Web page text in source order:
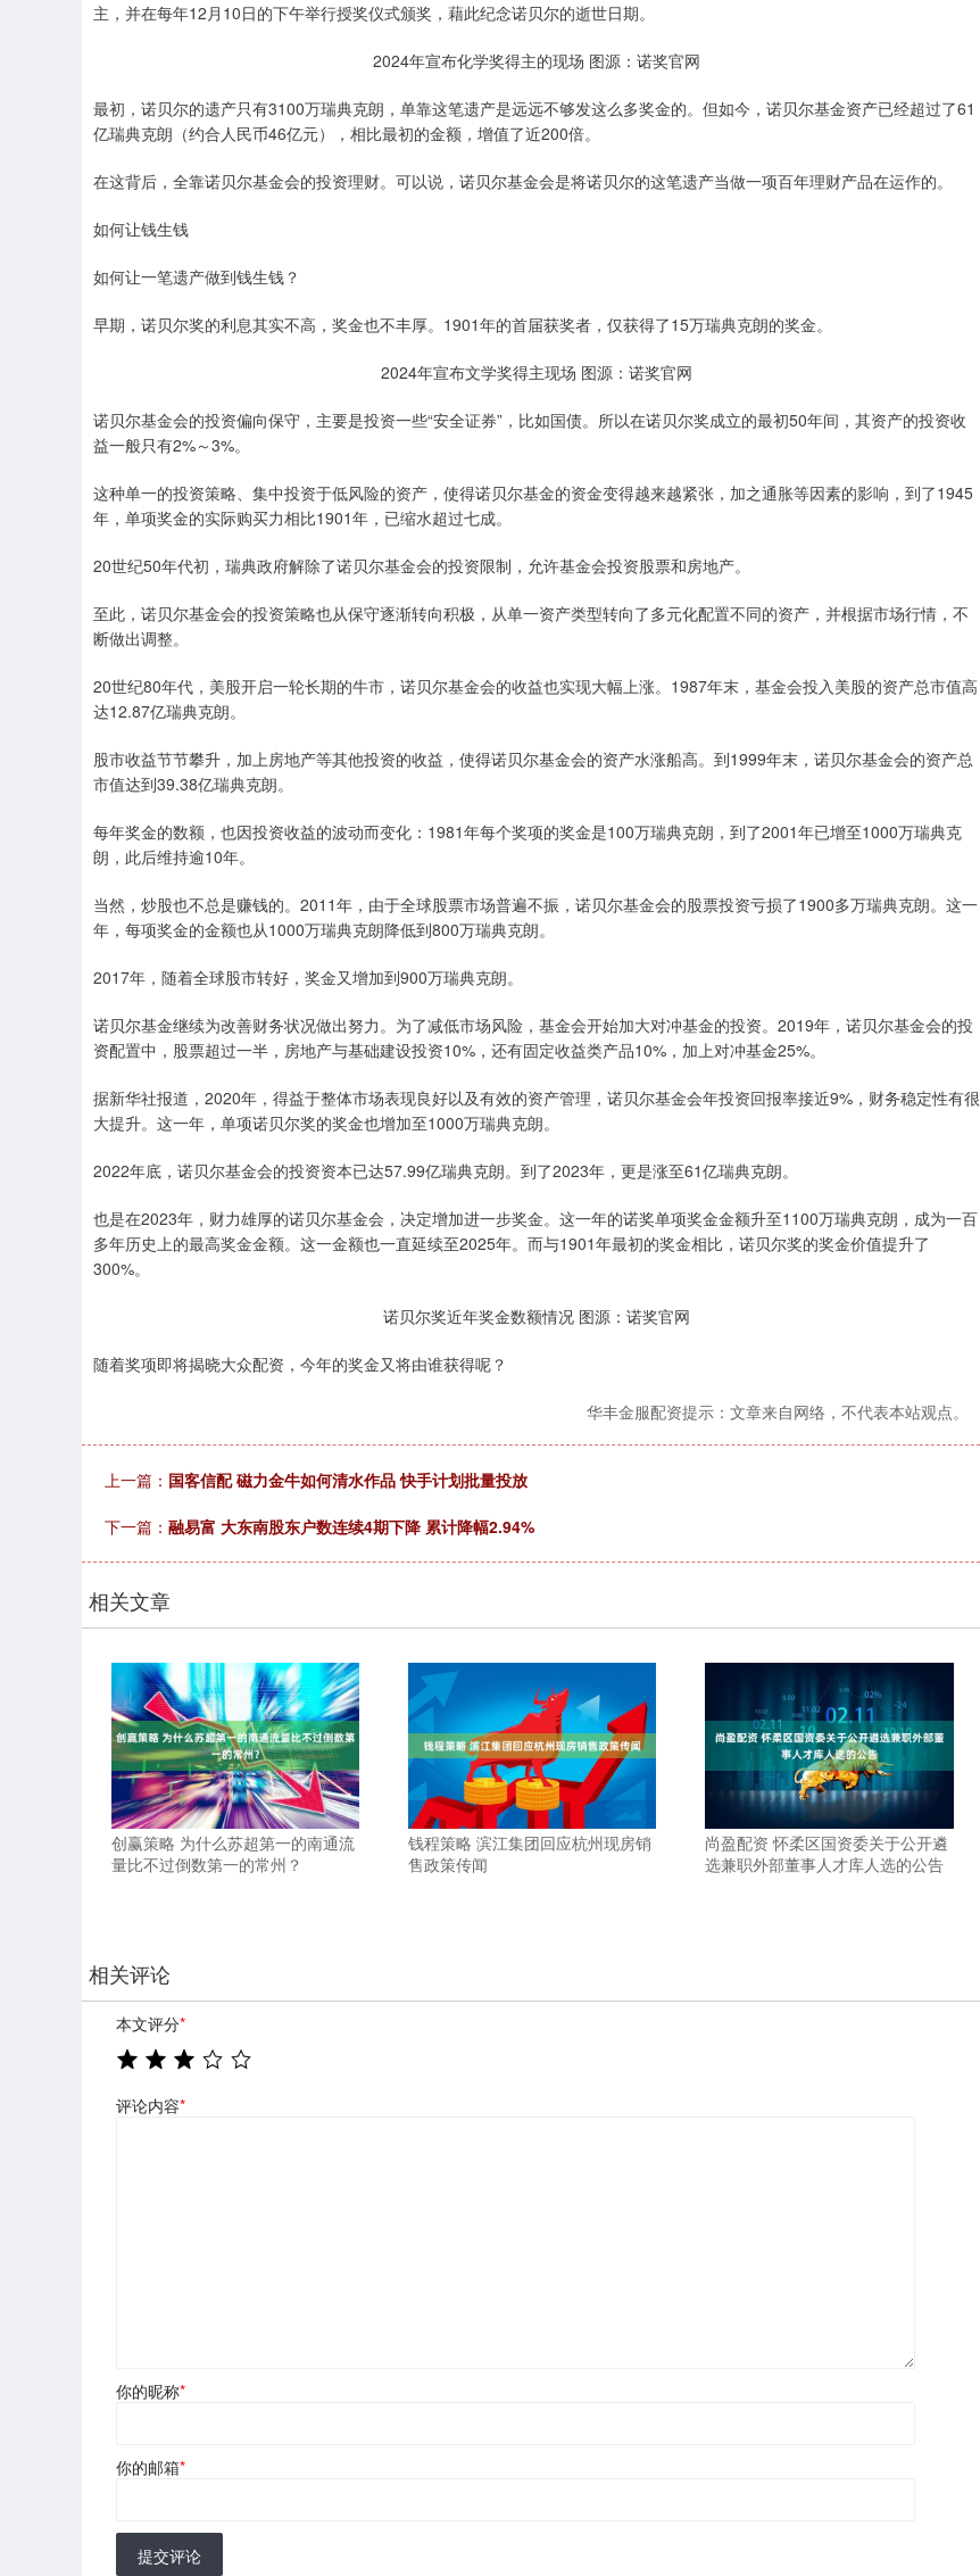
主，并在每年12月10日的下午举行授奖仪式颁奖，藉此纪念诺贝尔的逝世日期。
2024年宣布化学奖得主的现场 图源：诺奖官网
最初，诺贝尔的遗产只有3100万瑞典克朗，单靠这笔遗产是远远不够发这么多奖金的。但如今，诺贝尔基金资产已经超过了61
亿瑞典克朗（约合人民币46亿元），相比最初的金额，增值了近200倍。
在这背后，全靠诺贝尔基金会的投资理财。可以说，诺贝尔基金会是将诺贝尔的这笔遗产当做一项百年理财产品在运作的。
如何让钱生钱
如何让一笔遗产做到钱生钱？
早期，诺贝尔奖的利息其实不高，奖金也不丰厚。1901年的首届获奖者，仅获得了15万瑞典克朗的奖金。
2024年宣布文学奖得主现场 图源：诺奖官网
诺贝尔基金会的投资偏向保守，主要是投资一些“安全证券”，比如国债。所以在诺贝尔奖成立的最初50年间，其资产的投资收
益一般只有2%～3%。
这种单一的投资策略、集中投资于低风险的资产，使得诺贝尔基金的资金变得越来越紧张，加之通胀等因素的影响，到了1945
年，单项奖金的实际购买力相比1901年，已缩水超过七成。
20世纪50年代初，瑞典政府解除了诺贝尔基金会的投资限制，允许基金会投资股票和房地产。
至此，诺贝尔基金会的投资策略也从保守逐渐转向积极，从单一资产类型转向了多元化配置不同的资产，并根据市场行情，不
断做出调整。
20世纪80年代，美股开启一轮长期的牛市，诺贝尔基金会的收益也实现大幅上涨。1987年末，基金会投入美股的资产总市值高
达12.87亿瑞典克朗。
股市收益节节攀升，加上房地产等其他投资的收益，使得诺贝尔基金会的资产水涨船高。到1999年末，诺贝尔基金会的资产总
市值达到39.38亿瑞典克朗。
每年奖金的数额，也因投资收益的波动而变化：1981年每个奖项的奖金是100万瑞典克朗，到了2001年已增至1000万瑞典克
朗，此后维持逾10年。
当然，炒股也不总是赚钱的。2011年，由于全球股票市场普遍不振，诺贝尔基金会的股票投资亏损了1900多万瑞典克朗。这一
年，每项奖金的金额也从1000万瑞典克朗降低到800万瑞典克朗。
2017年，随着全球股市转好，奖金又增加到900万瑞典克朗。
诺贝尔基金继续为改善财务状况做出努力。为了减低市场风险，基金会开始加大对冲基金的投资。2019年，诺贝尔基金会的投
资配置中，股票超过一半，房地产与基础建设投资10%，还有固定收益类产品10%，加上对冲基金25%。
据新华社报道，2020年，得益于整体市场表现良好以及有效的资产管理，诺贝尔基金会年投资回报率接近9%，财务稳定性有很
大提升。这一年，单项诺贝尔奖的奖金也增加至1000万瑞典克朗。
2022年底，诺贝尔基金会的投资资本已达57.99亿瑞典克朗。到了2023年，更是涨至61亿瑞典克朗。
也是在2023年，财力雄厚的诺贝尔基金会，决定增加进一步奖金。这一年的诺奖单项奖金金额升至1100万瑞典克朗，成为一百
多年历史上的最高奖金金额。这一金额也一直延续至2025年。而与1901年最初的奖金相比，诺贝尔奖的奖金价值提升了
300%。
诺贝尔奖近年奖金数额情况 图源：诺奖官网
随着奖项即将揭晓大众配资，今年的奖金又将由谁获得呢？
华丰金服配资提示：文章来自网络，不代表本站观点。
上一篇： 国客信配 磁力金牛如何清水作品 快手计划批量投放
下一篇： 融易富 大东南股东户数连续4期下降 累计降幅2.94%
相关文章
创赢策略 为什么苏超第一的南通流
量比不过倒数第一的常州？
钱程策略 滨江集团回应杭州现房销
售政策传闻
尚盈配资 怀柔区国资委关于公开遴
选兼职外部董事人才库人选的公告
相关评论
本文评分*
评论内容*
你的昵称*
你的邮箱*
提交评论